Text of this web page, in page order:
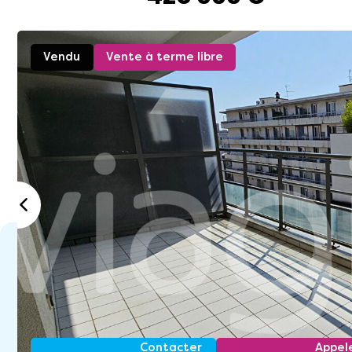
Vendu Vente à terme libre
Contacter